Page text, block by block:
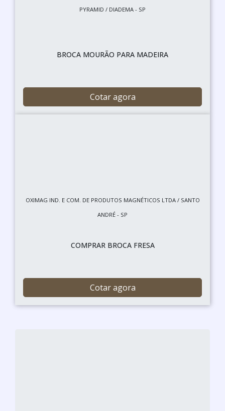
PYRAMID / DIADEMA - SP
BROCA MOURÃO PARA MADEIRA
Cotar agora
OXIMAG IND. E COM. DE PRODUTOS MAGNÉTICOS LTDA / SANTO
ANDRÉ - SP
COMPRAR BROCA FRESA
Cotar agora